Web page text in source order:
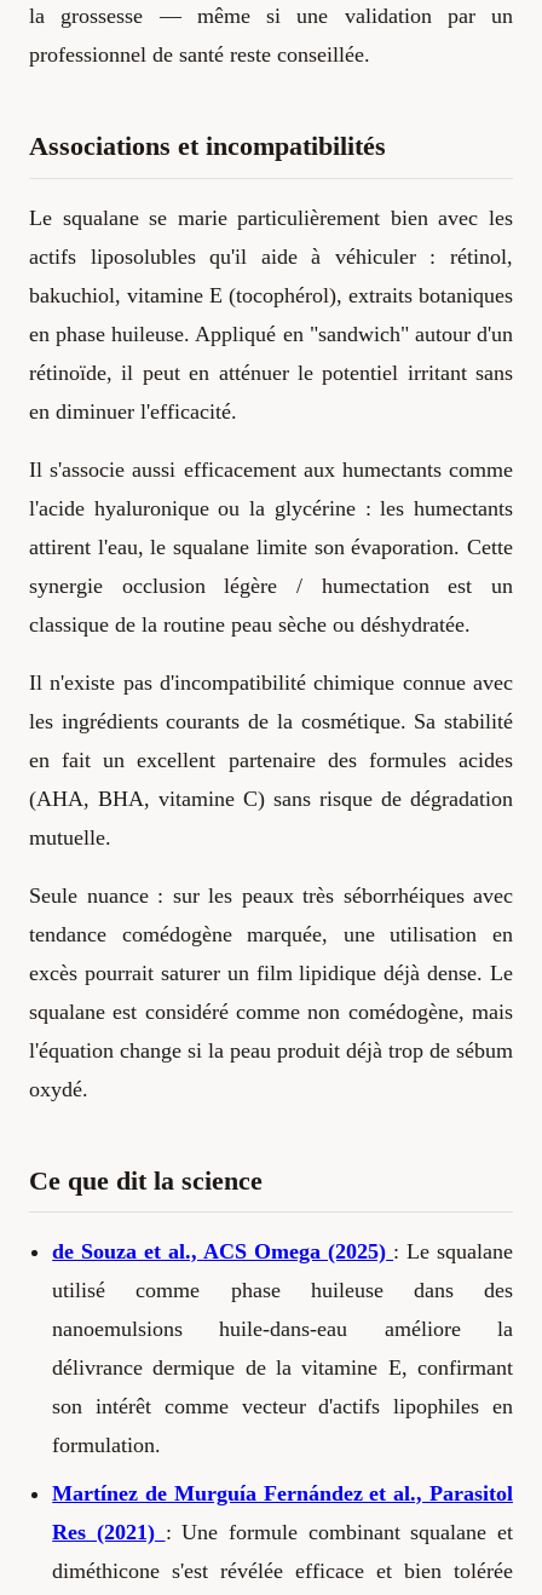
la grossesse — même si une validation par un
professionnel de santé reste conseillée.
Associations et incompatibilités
Le squalane se marie particulièrement bien avec les
actifs liposolubles qu'il aide à véhiculer : rétinol,
bakuchiol, vitamine E (tocophérol), extraits botaniques
en phase huileuse. Appliqué en "sandwich" autour d'un
rétinoïde, il peut en atténuer le potentiel irritant sans
en diminuer l'efficacité.
Il s'associe aussi efficacement aux humectants comme
l'acide hyaluronique ou la glycérine : les humectants
attirent l'eau, le squalane limite son évaporation. Cette
synergie occlusion légère / humectation est un
classique de la routine peau sèche ou déshydratée.
Il n'existe pas d'incompatibilité chimique connue avec
les ingrédients courants de la cosmétique. Sa stabilité
en fait un excellent partenaire des formules acides
(AHA, BHA, vitamine C) sans risque de dégradation
mutuelle.
Seule nuance : sur les peaux très séborrhéiques avec
tendance comédogène marquée, une utilisation en
excès pourrait saturer un film lipidique déjà dense. Le
squalane est considéré comme non comédogène, mais
l'équation change si la peau produit déjà trop de sébum
oxydé.
Ce que dit la science
de Souza et al., ACS Omega (2025) : Le squalane
utilisé comme phase huileuse dans des
nanoemulsions huile-dans-eau améliore la
délivrance dermique de la vitamine E, confirmant
son intérêt comme vecteur d'actifs lipophiles en
formulation.
Martínez de Murguía Fernández et al., Parasitol
Res (2021) : Une formule combinant squalane et
diméthicone s'est révélée efficace et bien tolérée